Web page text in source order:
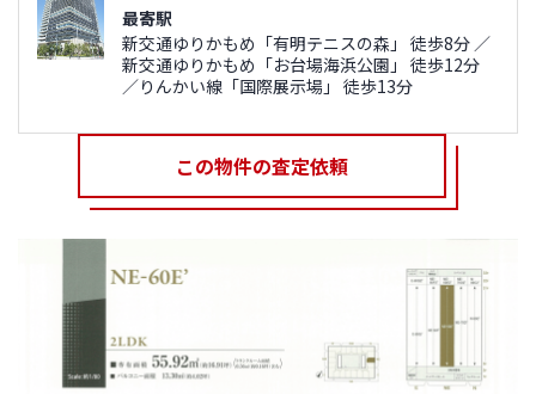
最寄駅
新交通ゆりかもめ「有明テニスの森」 徒歩8分 ／
新交通ゆりかもめ「お台場海浜公園」 徒歩12分
／りんかい線「国際展示場」 徒歩13分
この物件の査定依頼